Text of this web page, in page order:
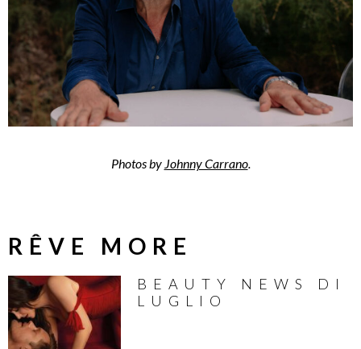
Photos by Johnny Carrano.
RÊVE MORE
BEAUTY NEWS DI
LUGLIO